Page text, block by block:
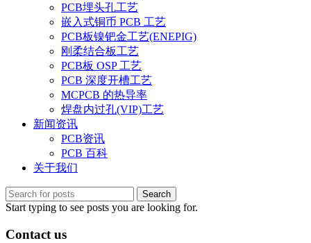
PCB埋头孔工艺
嵌入式铜币 PCB 工艺
PCB板镍钯金工艺(ENEPIG)
刚柔结合板工艺
PCB板 OSP 工艺
PCB 深度开槽工艺
MCPCB 的热导率
焊盘内过孔(VIP)工艺
新闻资讯
PCB资讯
PCB 百科
关于我们
Search
Start typing to see posts you are looking for.
Contact us